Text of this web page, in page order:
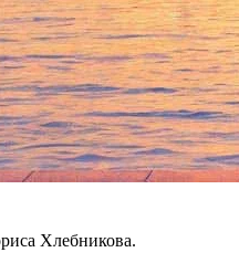
2012, среда
Хлебникова.